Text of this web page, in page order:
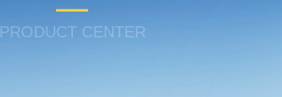
PRODUCT CENTER